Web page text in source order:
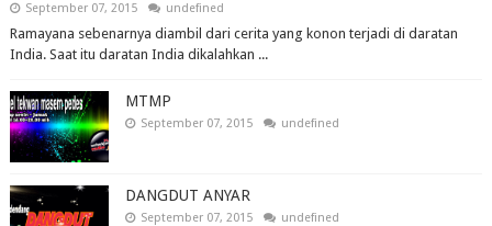
September 07, 2015 undefined
Ramayana sebenarnya diambil dari cerita yang konon terjadi di daratan
India. Saat itu daratan India dikalahkan ...
MTMP
September 07, 2015 undefined
DANGDUT ANYAR
September 07, 2015 undefined